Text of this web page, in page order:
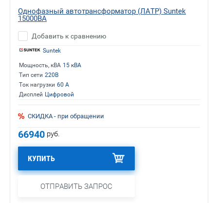
Однофазный автотрансформатор (ЛАТР) Suntek
15000ВА
Добавить к сравнению
Suntek
Мощность, кВА 15 кВА
Тип сети 220В
Ток нагрузки 60 А
Дисплей Цифровой
СКИДКА - при обращении
66940 руб.
КУПИТЬ
ОТПРАВИТЬ ЗАПРОС